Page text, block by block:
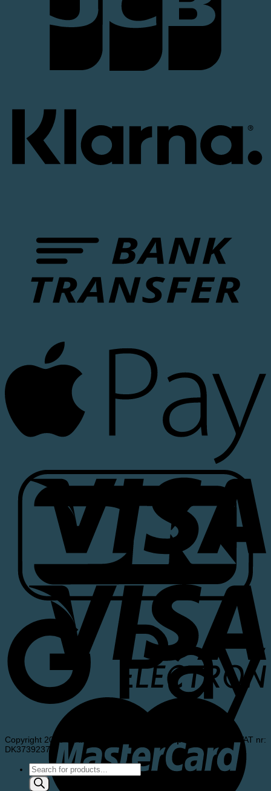
Copyright 2026 © Andersen & Meldgaard ApS
- Denmark - VAT nr:
DK37392375
Products
search